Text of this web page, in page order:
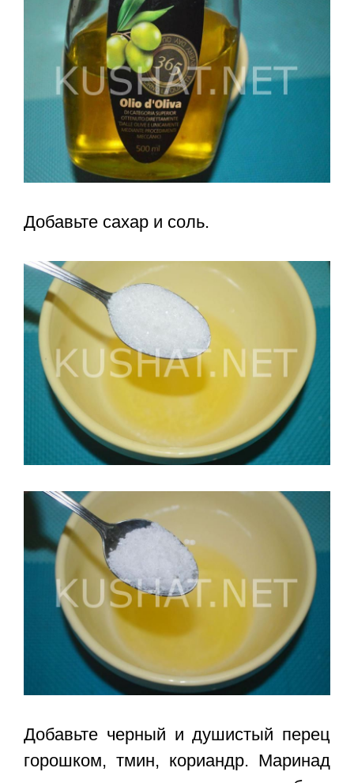
Добавьте сахар и соль.
Добавьте черный и душистый перец
горошком, тмин, кориандр. Маринад